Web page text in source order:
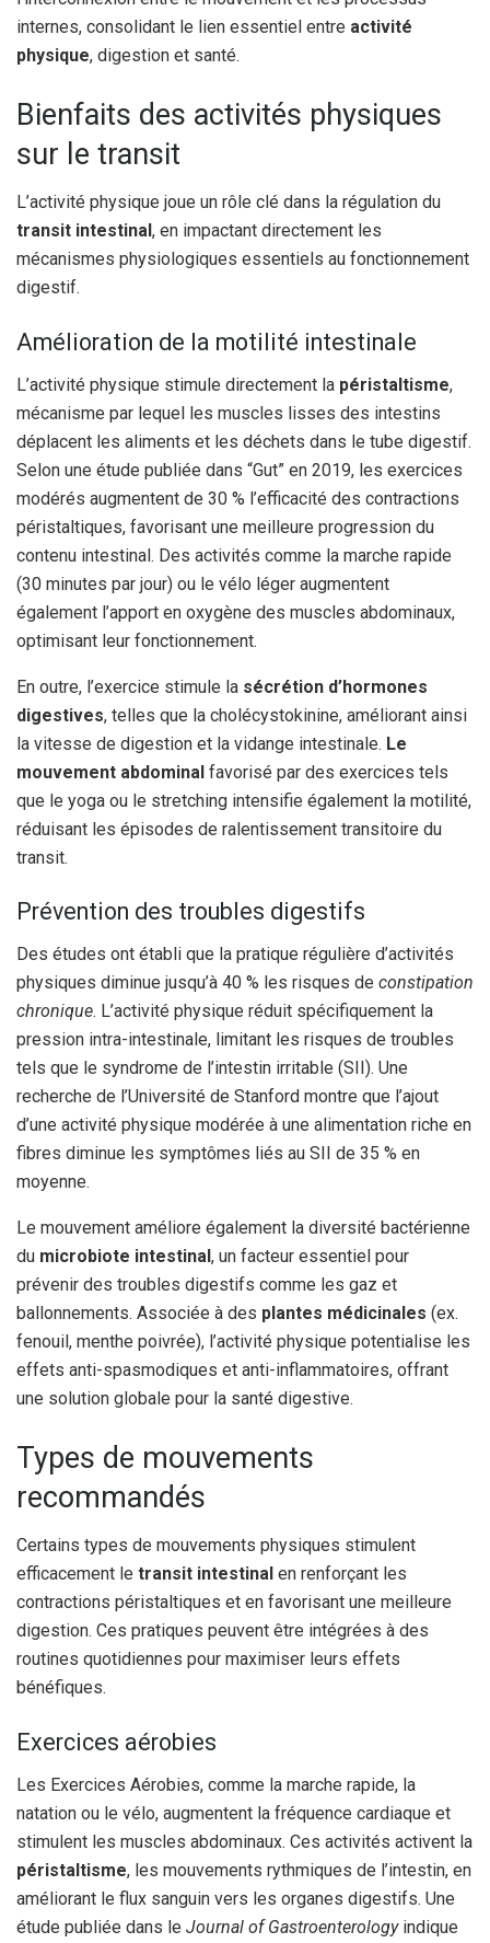
internes, consolidant le lien essentiel entre activité
physique, digestion et santé.
Bienfaits des activités physiques
sur le transit
L’activité physique joue un rôle clé dans la régulation du
transit intestinal , en impactant directement les
mécanismes physiologiques essentiels au fonctionnement
digestif.
Amélioration de la motilité intestinale
L’activité physique stimule directement la péristaltisme,
mécanisme par lequel les muscles lisses des intestins
déplacent les aliments et les déchets dans le tube digestif.
Selon une étude publiée dans “Gut” en 2019, les exercices
modérés augmentent de 30 % l’efficacité des contractions
péristaltiques, favorisant une meilleure progression du
contenu intestinal. Des activités comme la marche rapide
(30 minutes par jour) ou le vélo léger augmentent
également l’apport en oxygène des muscles abdominaux,
optimisant leur fonctionnement.
En outre, l’exercice stimule la sécrétion d’hormones
digestives, telles que la cholécystokinine, améliorant ainsi
la vitesse de digestion et la vidange intestinale. Le
mouvement abdominal favorisé par des exercices tels
que le yoga ou le stretching intensifie également la motilité,
réduisant les épisodes de ralentissement transitoire du
transit.
Prévention des troubles digestifs
Des études ont établi que la pratique régulière d’activités
physiques diminue jusqu’à 40 % les risques de constipation
chronique. L’activité physique réduit spécifiquement la
pression intra-intestinale, limitant les risques de troubles
tels que le syndrome de l’intestin irritable (SII). Une
recherche de l’Université de Stanford montre que l’ajout
d’une activité physique modérée à une alimentation riche en
fibres diminue les symptômes liés au SII de 35 % en
moyenne.
Le mouvement améliore également la diversité bactérienne
du microbiote intestinal, un facteur essentiel pour
prévenir des troubles digestifs comme les gaz et
ballonnements. Associée à des plantes médicinales (ex.
fenouil, menthe poivrée), l’activité physique potentialise les
effets anti-spasmodiques et anti-inflammatoires, offrant
une solution globale pour la santé digestive.
Types de mouvements
recommandés
Certains types de mouvements physiques stimulent
efficacement le transit intestinal en renforçant les
contractions péristaltiques et en favorisant une meilleure
digestion. Ces pratiques peuvent être intégrées à des
routines quotidiennes pour maximiser leurs effets
bénéfiques.
Exercices aérobies
Les Exercices Aérobies, comme la marche rapide, la
natation ou le vélo, augmentent la fréquence cardiaque et
stimulent les muscles abdominaux. Ces activités activent la
péristaltisme, les mouvements rythmiques de l’intestin, en
améliorant le flux sanguin vers les organes digestifs. Une
étude publiée dans le Journal of Gastroenterologyindique